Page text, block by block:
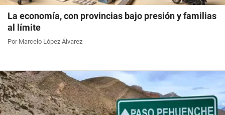
La economía, con provincias bajo presión y familias
al límite
Por Marcelo López Álvarez